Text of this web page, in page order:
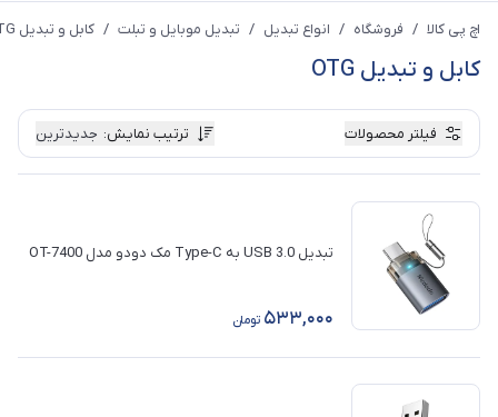
اچ پی کالا / فروشگاه / انواع تبدیل / تبدیل موبایل و تبلت / کابل و تبدیل OTG
کابل و تبدیل OTG
فیلتر محصولات ترتیب نمایش: جدیدترین
تبدیل USB 3.0 به Type-C مک دودو مدل OT-7400
533,000 تومان